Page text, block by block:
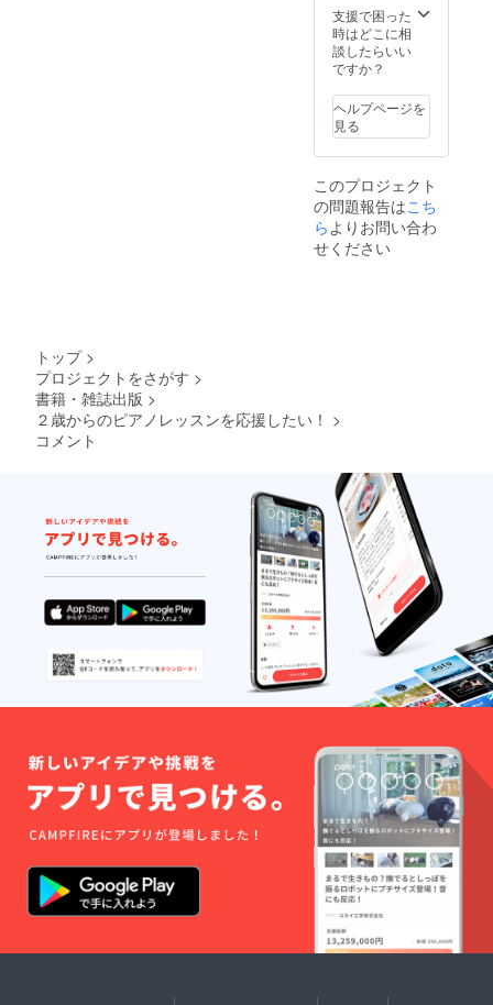
覚える
ための
カー
ド） ＊
zoomオ
ンライ
ンによ
るレッ
容相談
アドバ
イス６
０分５
回 ♪
に掲載
可能な
教室名
または
ご氏名
（イニ
シャル
可）を
御入力
くださ
い
支援で困った
時はどこに相
談したらいい
ですか？
ヘルプページを
見る
このプロジェクト
の問題報告はこち
ら よりお問い合わ
せください
トップ >
プロジェクトをさがす >
書籍・雑誌出版 >
２歳からのピアノレッスンを応援したい！ >
コメント